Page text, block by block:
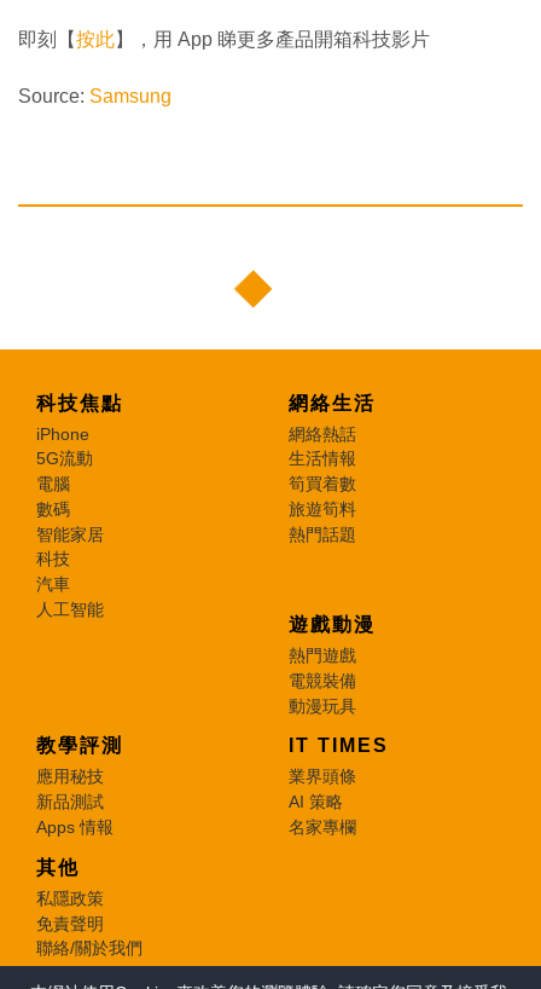
即刻【按此】，用 App 睇更多產品開箱科技影片
Source: Samsung
科技焦點
iPhone
5G流動
電腦
數碼
智能家居
科技
汽車
人工智能
網絡生活
網絡熱話
生活情報
筍買着數
旅遊筍料
熱門話題
遊戲動漫
熱門遊戲
電競裝備
動漫玩具
教學評測
應用秘技
新品測試
Apps 情報
IT TIMES
業界頭條
AI 策略
名家專欄
其他
私隱政策
免責聲明
聯絡/關於我們